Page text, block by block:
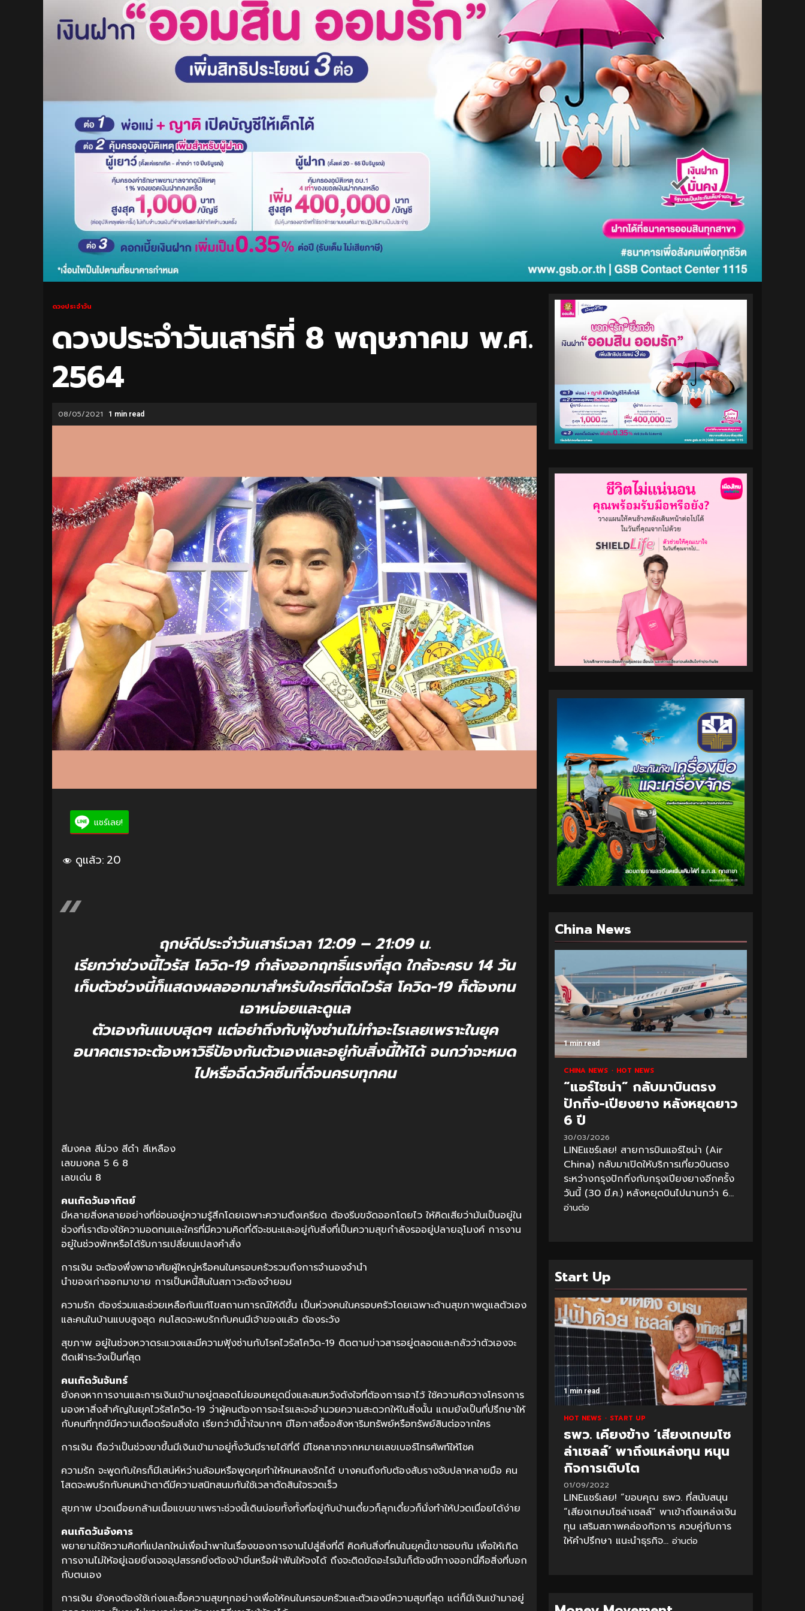
ดวงประจำวัน
ดวงประจำวันเสาร์ที่ 8 พฤษภาคม พ.ศ.
2564
08/05/2021 1 min read
แชร์เลย!
ดูแล้ว: 20
ฤกษ์ดีประจำวันเสาร์เวลา 12:09 – 21:09 น.
เรียกว่าช่วงนี้ไวรัส โควิด-19 กำลังออกฤทธิ์แรงที่สุด ใกล้จะครบ 14 วัน
เก็บตัวช่วงนี้ก็แสดงผลออกมาสำหรับใครที่ติดไวรัส โควิด-19 ก็ต้องทน
เอาหน่อยและดูแล
ตัวเองกันแบบสุดๆ แต่อย่าถึงกับฟุ้งซ่านไม่ทำอะไรเลยเพราะในยุค
อนาคตเราจะต้องหาวิธีป้องกันตัวเองและอยู่กับสิ่งนี้ให้ได้ จนกว่าจะหมด
ไปหรือฉีดวัคซีนที่ดีจนครบทุกคน
สีมงคล สีม่วง สีดำ สีเหลือง
เลขมงคล 5 6 8
เลขเด่น 8
คนเกิดวันอาทิตย์
มีหลายสิ่งหลายอย่างที่ซ่อนอยู่ความรู้สึกโดยเฉพาะความตึงเครียด ต้องรีบขจัดออกโดยไว ให้คิดเสียว่ามันเป็นอยู่ใน
ช่วงที่เราต้องใช้ความอดทนและใครที่มีความคิดที่ดีจะชนะและอยู่กับสิ่งที่เป็นความสุขกำลังรออยู่ปลายอุโมงค์ การงาน
อยู่ในช่วงพักหรือได้รับการเปลี่ยนแปลงคำสั่ง
การเงิน จะต้องพึ่งพาอาศัยผู้ใหญ่หรือคนในครอบครัวรวมถึงการจำนองจำนำ
นำของเก่าออกมาขาย การเป็นหนี้สินในสภาวะต้องจำยอม
ความรัก ต้องร่วมและช่วยเหลือกันแก้ไขสถานการณ์ให้ดีขึ้น เป็นห่วงคนในครอบครัวโดยเฉพาะด้านสุขภาพดูแลตัวเอง
และคนในบ้านแบบสูงสุด คนโสดจะพบรักกับคนมีเจ้าของแล้ว ต้องระวัง
สุขภาพ อยู่ในช่วงหวาดระแวงและมีความฟุ้งซ่านกับโรคไวรัสโควิด-19 ติดตามข่าวสารอยู่ตลอดและกลัวว่าตัวเองจะ
ติดเฝ้าระวังเป็นที่สุด
คนเกิดวันจันทร์
ยังคงหาการงานและการเงินเข้ามาอยู่ตลอดไม่ยอมหยุดนิ่งและสมหวังดังใจที่ต้องการเอาไว้ ใช้ความคิดวางโครงการ
มองหาสิ่งสำคัญในยุคไวรัสโควิด-19 ว่าผู้คนต้องการอะไรและจะอำนวยความสะดวกให้ในสิ่งนั้น แถมยังเป็นที่ปรึกษาให้
กับคนที่ทุกข์มีความเดือดร้อนสิ่งใด เรียกว่ามีน้ำใจมากๆ มีโอกาสซื้ออสังหาริมทรัพย์หรือทรัพย์สินต่อจากใคร
การเงิน ถือว่าเป็นช่วงขาขึ้นมีเงินเข้ามาอยู่ทั้งวันมีรายได้ที่ดี มีโชคลาภจากหมายเลขเบอร์โทรศัพท์ให้โชค
ความรัก จะพูดกับใครก็มีเสน่ห์หว่านล้อมหรือพูดคุยทำให้คนหลงรักได้ บางคนถึงกับต้องสับรางจับปลาหลายมือ คน
โสดจะพบรักกับคนหน้าตาดีมีความสนิทสนมกันใช้เวลาตัดสินใจรวดเร็ว
สุขภาพ ปวดเมื่อยกล้ามเนื้อแขนขาเพราะช่วงนี้เดินบ่อยทั้งทั้งที่อยู่กับบ้านเดี๋ยวก็ลุกเดี๋ยวก็นั่งทำให้ปวดเมื่อยได้ง่าย
คนเกิดวันอังคาร
พยายามใช้ความคิดที่แปลกใหม่เพื่อนำพาในเรื่องของการงานไปสู่สิ่งที่ดี คิดค้นสิ่งที่คนในยุคนี้เขาชอบกัน เพื่อให้เกิด
การงานไม่ให้อยู่เฉยยิ่งเจออุปสรรคยิ่งต้องบ้าบิ่นหรือฝ่าฟันให้จงได้ ถึงจะติดขัดอะไรมันก็ต้องมีทางออกนี่คือสิ่งที่บอก
กับตนเอง
การเงิน ยังคงต้องใช้เก่งและซื้อความสุขทุกอย่างเพื่อให้คนในครอบครัวและตัวเองมีความสุขที่สุด แต่ก็มีเงินเข้ามาอยู่
China News
1 min read
CHINA NEWS HOT NEWS
“แอร์ไชน่า” กลับมาบินตรง
ปักกิ่ง-เปียงยาง หลังหยุดยาว
6 ปี
30/03/2026
LINEแชร์เลย! สายการบินแอร์ไชน่า (Air
China) กลับมาเปิดให้บริการเที่ยวบินตรง
ระหว่างกรุงปักกิ่งกับกรุงเปียงยางอีกครั้ง
วันนี้ (30 มี.ค.) หลังหยุดบินไปนานกว่า 6...
อ่านต่อ
Start Up
1 min read
HOT NEWS START UP
ธพว. เคียงข้าง ‘เสียงเกษมโซ
ล่าเซลล์’ พาถึงแหล่งทุน หนุน
กิจการเติบโต
01/09/2022
LINEแชร์เลย! “ขอบคุณ ธพว. ที่สนับสนุน
“เสียงเกษมโซล่าเซลล์” พาเข้าถึงแหล่งเงิน
ทุน เสริมสภาพคล่องกิจการ ควบคู่กับการ
ให้คำปรึกษา แนะนำธุรกิจ... อ่านต่อ